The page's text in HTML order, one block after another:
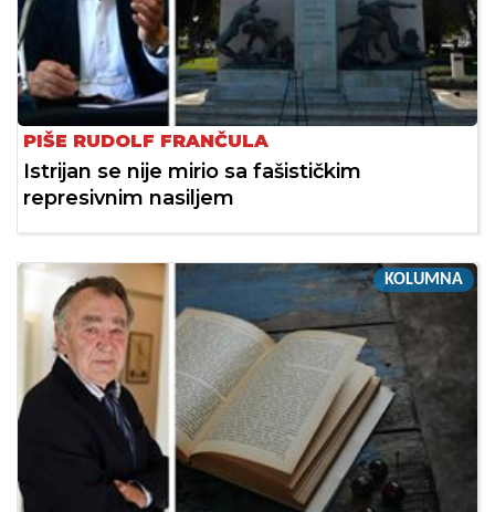
PIŠE RUDOLF FRANČULA
Istrijan se nije mirio sa fašističkim
represivnim nasiljem
KOLUMNA